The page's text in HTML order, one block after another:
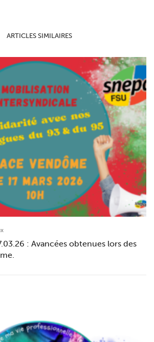
ARTICLES SIMILAIRES
: Avancées obtenues lors des